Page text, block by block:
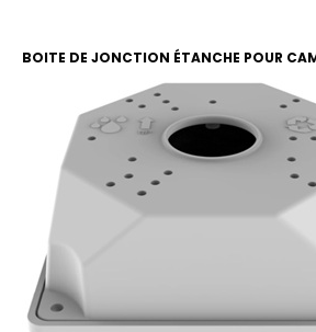
BOITE DE JONCTION ÉTANCHE POUR
SURVEILLANCE RBOX 13X13